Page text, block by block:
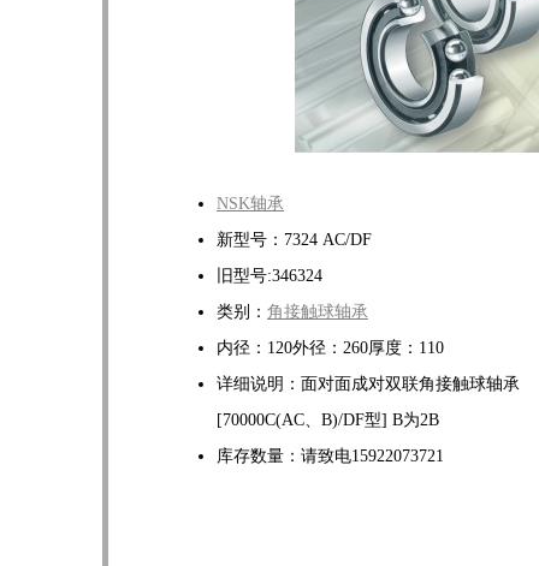
NSK轴承
新型号：7324 AC/DF
旧型号:346324
类别： 角接触球轴承
内径：120外径：260厚度：110
详细说明：面对面成对双联角接触球轴承
[70000C(AC、B)/DF型] B为2B
库存数量：请致电15922073721